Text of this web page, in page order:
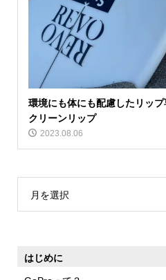
環境にも体にも配慮したリッ
クリーンリップ
2023.08.06
月を選択
はじめに